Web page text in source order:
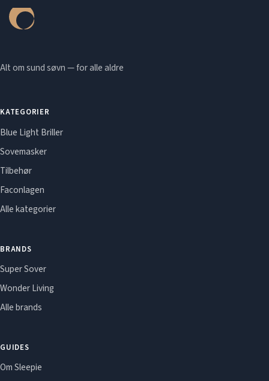
Alt om sund søvn — for alle aldre
KATEGORIER
Blue Light Briller
Sovemasker
Tilbehør
Faconlagen
Alle kategorier
BRANDS
Super Sover
Wonder Living
Alle brands
GUIDES
Om Sleepie